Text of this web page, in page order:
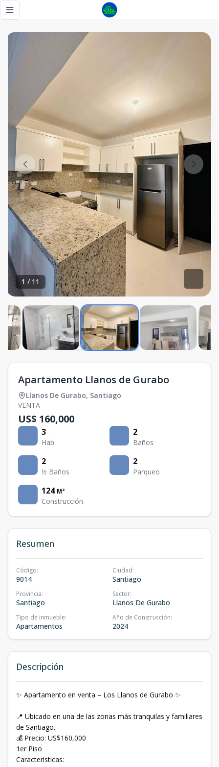
Toggle navigation menu
1 / 11
Apartamento Llanos de Gurabo
Llanos De Gurabo, Santiago
VENTA
US$ 160,000
3
Hab.
2
Baños
2
½ Baños
2
Parqueo
124 M²
Construcción
Resumen
Código:
9014
Ciudad:
Santiago
Provincia:
Santiago
Sector:
Llanos De Gurabo
Tipo de inmueble:
Apartamentos
Año de Construcción:
2024
Descripción
✨ Apartamento en venta – Los Llanos de Gurabo ✨
📍 Ubicado en una de las zonas más tranquilas y familiares
de Santiago.
💰 Precio: US$160,000
1er Piso
Características:
Apartamento Llanos de Gurabo - Tu Casa RD